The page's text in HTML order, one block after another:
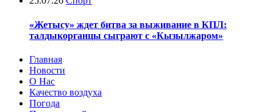
«Жетысу» ждет битва за выживание в КПЛ:
талдыкорганцы сыграют с «Кызылжаром»
Главная
Новости
О Нас
Качество воздуха
Погода